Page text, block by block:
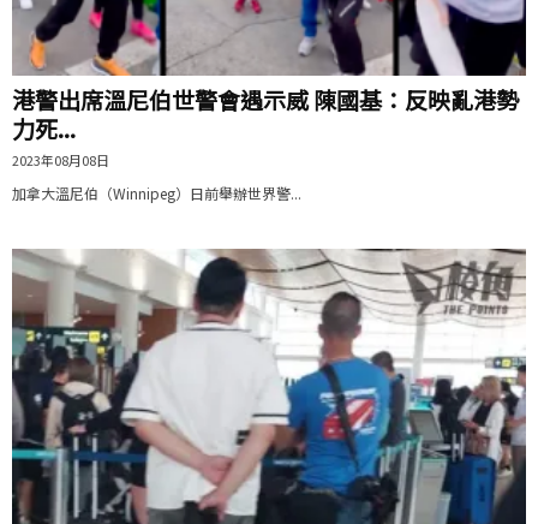
港警出席溫尼伯世警會遇示威 陳國基：反映亂港勢
力死...
2023年08月08日
加拿大溫尼伯（Winnipeg）日前舉辦世界警...